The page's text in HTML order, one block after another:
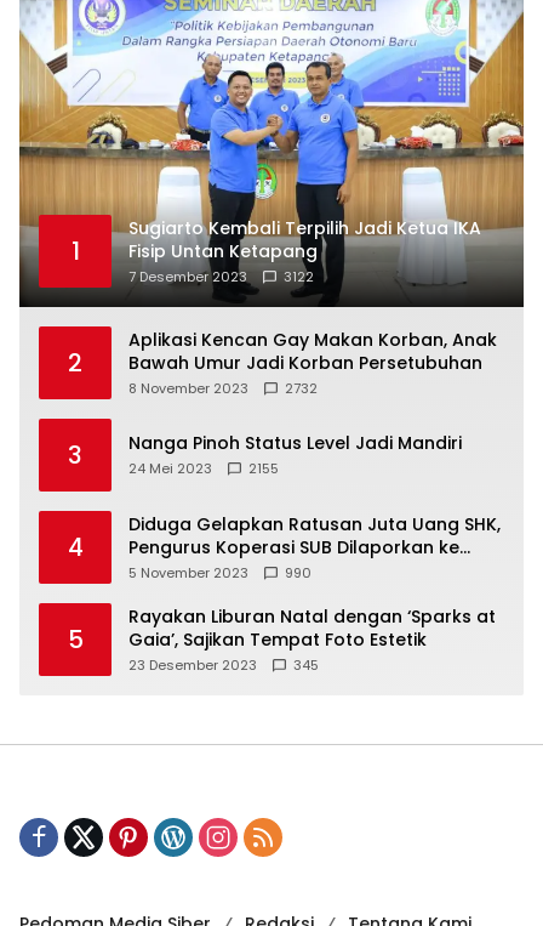
1
Sugiarto Kembali Terpilih Jadi Ketua IKA
Fisip Untan Ketapang
7 Desember 2023 3122
2
Aplikasi Kencan Gay Makan Korban, Anak
Bawah Umur Jadi Korban Persetubuhan
8 November 2023 2732
3 Nanga Pinoh Status Level Jadi Mandiri
24 Mei 2023 2155
4
Diduga Gelapkan Ratusan Juta Uang SHK,
Pengurus Koperasi SUB Dilaporkan ke
Polisi
5 November 2023 990
5
Rayakan Liburan Natal dengan ‘Sparks at
Gaia’, Sajikan Tempat Foto Estetik
23 Desember 2023 345